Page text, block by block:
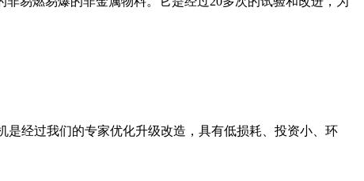
经过我们的专家优化升级改造，具有低损耗、投资小、环